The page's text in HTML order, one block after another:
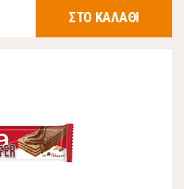
ΣΤΟ ΚΑΛΑΘΙ